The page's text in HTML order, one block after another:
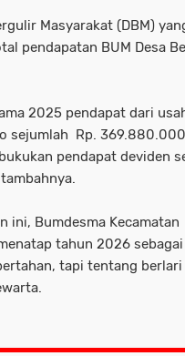
Masyarakat (DBM)
pendapatan BUM Desa
2025 pendapat dari
sejumlah Rp.
pendapat deviden
ini, Bumdesma Kecamatan
tahun 2026
tapi tentang berlari